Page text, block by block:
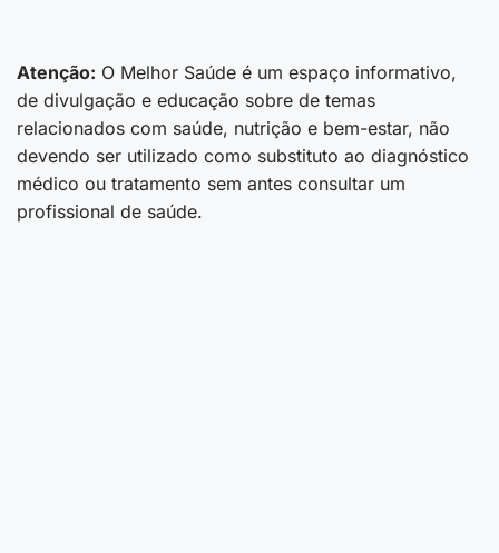
Atenção: O Melhor Saúde é um espaço informativo,
de divulgação e educação sobre de temas
relacionados com saúde, nutrição e bem-estar, não
devendo ser utilizado como substituto ao diagnóstico
médico ou tratamento sem antes consultar um
profissional de saúde.